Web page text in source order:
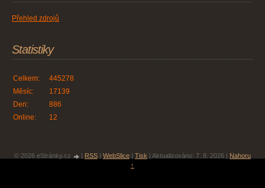
Přehled zdrojů
Statistiky
Online: 12
Celkem:
445278
Měsíc:
17139
Den:
886
© 2026 eStránky.cz RSS WebSlice Tisk Aktualizováno: 7. 8. 2026
Nahoru
↑